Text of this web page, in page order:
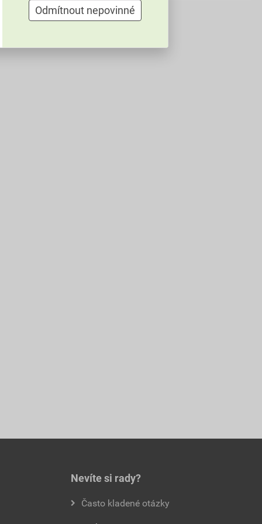
Nevíte si rady?
Často kladené otázky
Odmítnout nepovinné